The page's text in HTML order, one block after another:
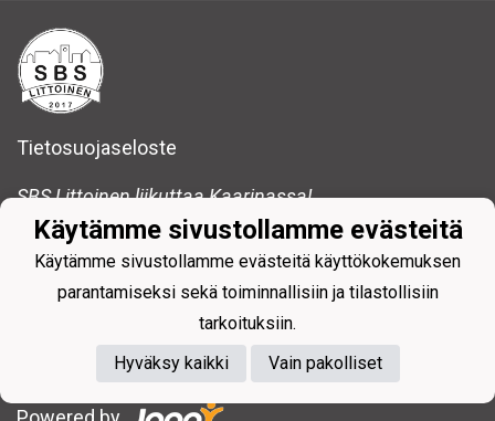
Tietosuojaseloste
SBS Littoinen liikuttaa Kaarinassa!
SBS Littoinen ry
sbslittoinen@gmail.com
Käytämme sivustollamme evästeitä
Käytämme sivustollamme evästeitä käyttökokemuksen
parantamiseksi sekä toiminnallisiin ja tilastollisiin
tarkoituksiin.
Hyväksy kaikki
Vain pakolliset